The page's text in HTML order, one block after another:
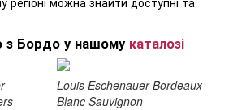
з Бордо у нашому каталозі
Louis Eschenauer Bordeaux
Blanc Sauvignon